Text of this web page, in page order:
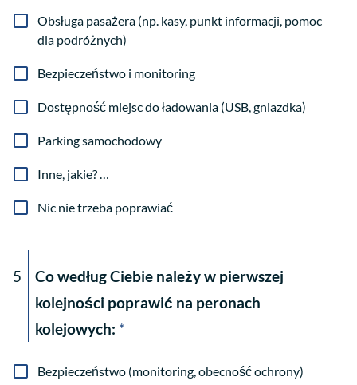
Obsługa pasażera (np. kasy, punkt informacji, pomoc
dla podróżnych)
Bezpieczeństwo i monitoring
Dostępność miejsc do ładowania (USB, gniazdka)
Parking samochodowy
Inne, jakie? …
Nic nie trzeba poprawiać
5
Co według Ciebie należy w pierwszej
kolejności poprawić na peronach
kolejowych: *
Bezpieczeństwo (monitoring, obecność ochrony)